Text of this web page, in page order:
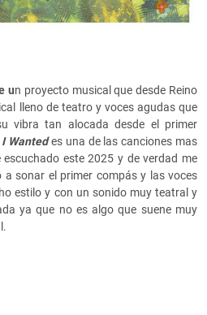
un proyecto musical que desde Reino
lleno de teatro y voces agudas que
vibra tan alocada desde el primer
I Wantedes una de las canciones mas
este 2025 y de verdad me
sonar el primer compás y las voces
estilo y con un sonido muy teatral y
ya que no es algo que suene muy